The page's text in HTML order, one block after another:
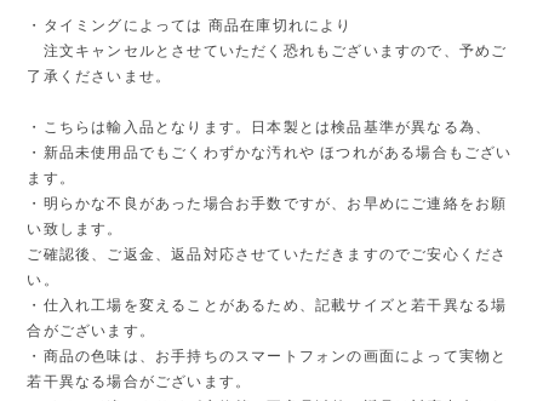
・タイミングによっては 商品在庫切れにより
注文キャンセルとさせていただく恐れもございますので、予めご
了承くださいませ。
・こちらは輸入品となります。日本製とは検品基準が異なる為、
・新品未使用品でもごくわずかな汚れや ほつれがある場合もござい
ます。
・明らかな不良があった場合お手数ですが、お早めにご連絡をお願
い致します。
ご確認後、ご返金、返品対応させていただきますのでご安心くださ
い。
・仕入れ工場を変えることがあるため、記載サイズと若干異なる場
合がございます。
・商品の色味は、お手持ちのスマートフォンの画面によって実物と
若干異なる場合がございます。